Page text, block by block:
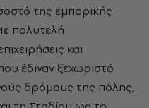
της εμπορικής
πολυτελή
και
έδιναν ξεχωριστό
δρόμους της πόλης,